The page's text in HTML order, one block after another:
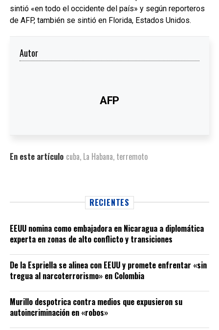
sintió «en todo el occidente del país» y según reporteros
de AFP, también se sintió en Florida, Estados Unidos.
Autor
AFP
En este artículo cuba, La Habana, terremoto
RECIENTES
EEUU nomina como embajadora en Nicaragua a diplomática
experta en zonas de alto conflicto y transiciones
De la Espriella se alinea con EEUU y promete enfrentar «sin
tregua al narcoterrorismo» en Colombia
Murillo despotrica contra medios que expusieron su
autoincriminación en «robos»